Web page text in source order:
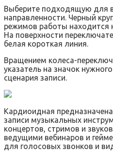
Выберите подходящую для
направленности. Черный
режимов работы находится
На поверхности
белая короткая линия.
Вращением колеса-
указатель на значок
сценария записи.
Кардиоидная
записи музыкальных
концертов, стримов и
ведущими вебинаров и
для голосовых звонков и